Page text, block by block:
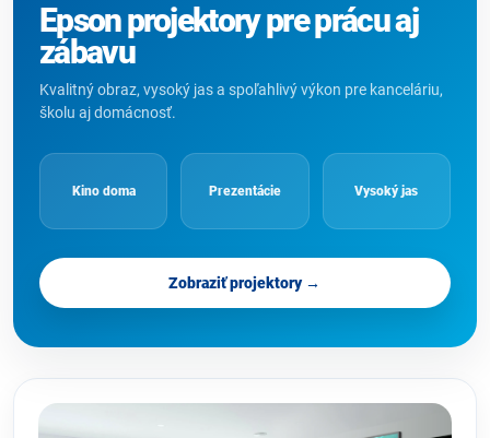
Epson projektory pre prácu aj
zábavu
Kvalitný obraz, vysoký jas a spoľahlivý výkon pre kanceláriu,
školu aj domácnosť.
Kino doma Prezentácie Vysoký jas
Zobraziť projektory →